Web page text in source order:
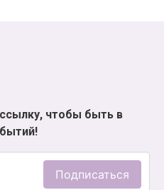
чтобы быть в
Подписаться